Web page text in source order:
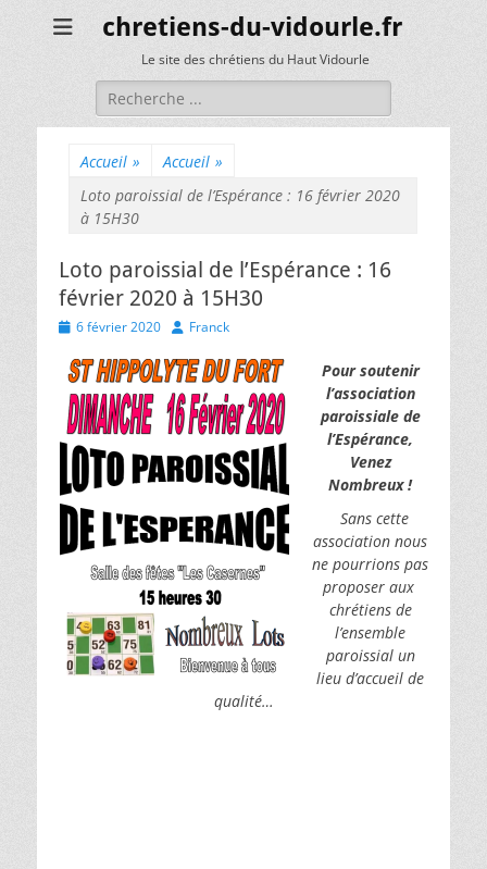
chretiens-du-vidourle.fr
Le site des chrétiens du Haut Vidourle
Rechercher :
Accueil » Accueil »
Loto paroissial de l’Espérance : 16 février 2020
à 15H30
Loto paroissial de l’Espérance : 16
février 2020 à 15H30
Posted6 février 2020 AuthorFranck
Pour soutenir
l’association
paroissiale de
l’Espérance,
Venez
Nombreux !
Sans cette
association nous
ne pourrions pas
proposer aux
chrétiens de
l’ensemble
paroissial un
lieu d’accueil de
qualité…